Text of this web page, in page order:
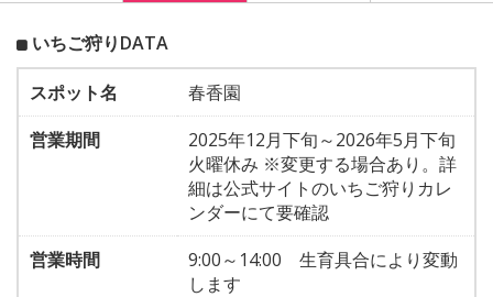
いちご狩りDATA
スポット名
春香園
営業期間
2025年12月下旬～2026年5月下旬
火曜休み ※変更する場合あり。詳
細は公式サイトのいちご狩りカレ
ンダーにて要確認
営業時間
9:00～14:00 生育具合により変動
します